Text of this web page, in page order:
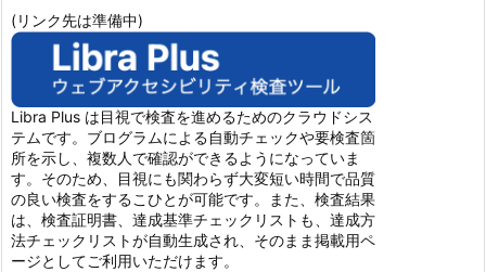
(リンク先は準備中)
Libra Plus は目視で検査を進めるためのクラウドシス
テムです。ブログラムによる自動チェックや要検査箇
所を示し、複数人で確認ができるようになっていま
す。そのため、目視にも関わらず大変短い時間で品質
の良い検査をするこひとが可能です。また、検査結果
は、検査証明書、達成基準チェックリストも、達成方
法チェックリストが自動生成され、そのまま掲載用ペ
ージとしてご利用いただけます。